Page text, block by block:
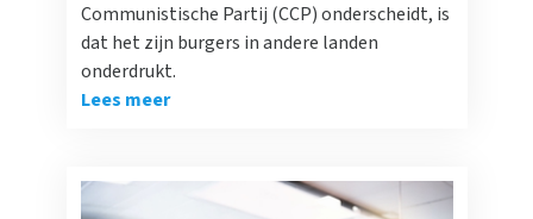
Communistische Partij (CCP) onderscheidt, is
dat het zijn burgers in andere landen
onderdrukt.
Lees meer